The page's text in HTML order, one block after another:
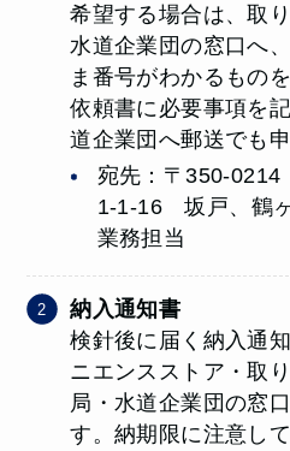
希望する場合は、取
水道企業団の窓口へ
ま番号がわかるもの
依頼書に必要事項を
道企業団へ郵送でも
宛先：〒350-
1-1-16 坂戸、鶴
業務担当
納入通知書
検針後に届く納入通
ニエンスストア・取
局・水道企業団の窓
す。納期限に注意し